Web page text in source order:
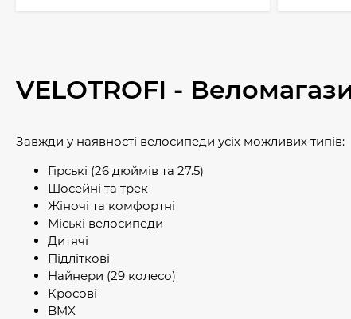
VELOTROFI -
Завжди у наявності велосипеди усіх можливих типів:
Гірські (26 дюймів та 27.5)
Шосейні та трек
Жіночі та комфортні
Міські велосипеди
Дитячі
Підліткові
Найнери (29 колесо)
Кросові
BMX